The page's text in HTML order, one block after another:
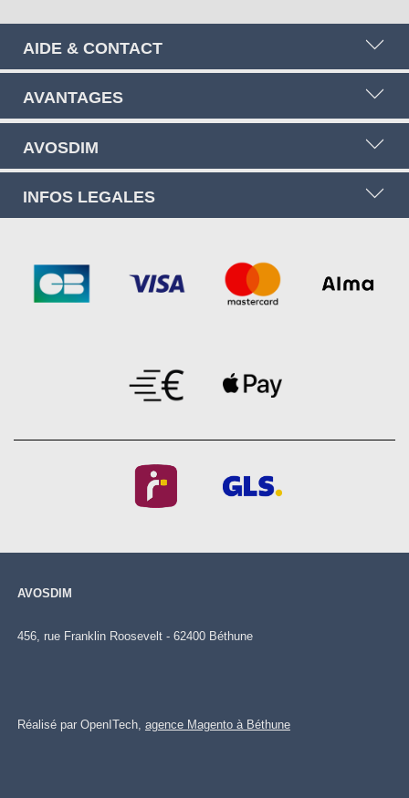
AIDE & CONTACT
AVANTAGES
AVOSDIM
INFOS LEGALES
AVOSDIM
456, rue Franklin Roosevelt - 62400 Béthune
Réalisé par OpenITech, agence Magento à Béthune